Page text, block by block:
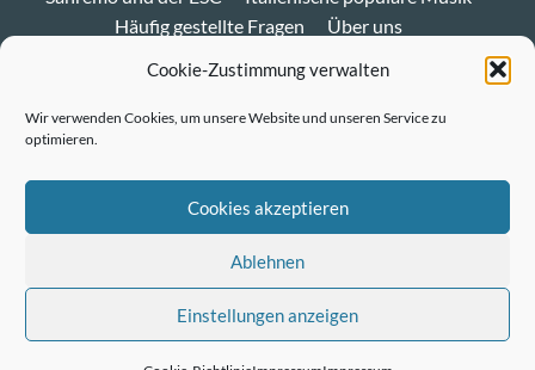
Cookie-Zustimmung verwalten
Wir verwenden Cookies, um unsere Website und unseren Service zu
optimieren.
Cookies akzeptieren
Ablehnen
Einstellungen anzeigen
Häufig gestellte Fragen
Über uns
Mastodon
Twitter
LinkedIn
© Sanremo-Festival.de|CoverNewsby AF themes.